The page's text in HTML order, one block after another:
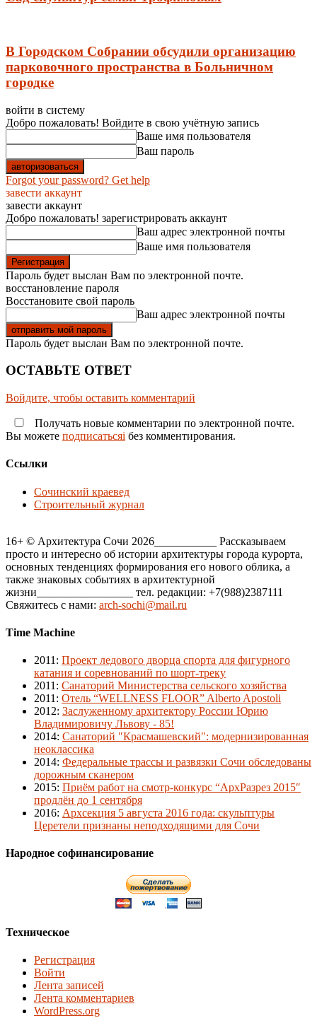
В Городском Собрании обсудили организацию
парковочного пространства в Больничном
городке
войти в систему
Добро пожаловать! Войдите в свою учётную запись
Ваше имя пользователя
Ваш пароль
Forgot your password? Get help
завести аккаунт
завести аккаунт
Добро пожаловать! зарегистрировать аккаунт
Ваш адрес электронной почты
Ваше имя пользователя
Пароль будет выслан Вам по электронной почте.
восстановление пароля
Восстановите свой пароль
Ваш адрес электронной почты
Пароль будет выслан Вам по электронной почте.
ОСТАВЬТЕ ОТВЕТ
Войдите, чтобы оставить комментарий
Получать новые комментарии по электронной почте.
Вы можете подписатьсяi без комментирования.
Ссылки
Сочинский краевед
Строительный журнал
16+ © Архитектура Сочи 2026___________ Рассказываем
просто и интересно об истории архитектуры города курорта,
основных тенденциях формирования его нового облика, а
также знаковых событиях в архитектурной
жизни_________________ тел. редакции: +7(988)2387111
Свяжитесь с нами: arch-sochi@mail.ru
Time Machine
2011 : Проект ледового дворца спорта для фигурного
катания и соревнований по шорт-треку
2011 : Санаторий Министерства сельского хозяйства
2011 : Отель “WELLNESS FLOOR” Alberto Apostoli
2012: Заслуженному архитектору России Юрию
Владимировичу Львову - 85!
2014: Санаторий "Красмашевский": модернизированная
неоклассика
2014: Федеральные трассы и развязки Сочи обследованы
дорожным сканером
2015: Приём работ на смотр-конкурс “АрхРазрез 2015″
продлён до 1 сентября
2016: Архсекция 5 августа 2016 года: скульптуры
Церетели признаны неподходящими для Сочи
Народное софинансирование
Техническое
Регистрация
Войти
Лента записей
Лента комментариев
WordPress.org